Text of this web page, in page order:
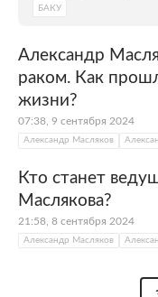
БАКУ
Александр
раком. Как
жизни?
07:38, 9 сентября 2024
Александр Масляков
Кто станет
Маслякова?
21:58, 8 сентября 2024
Александр Масляков